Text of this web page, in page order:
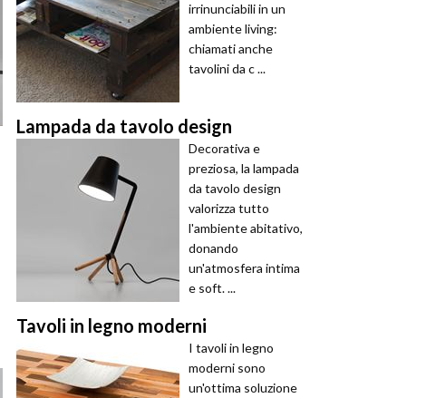
irrinunciabili in un
ambiente living:
chiamati anche
tavolini da c ...
Lampada da tavolo design
Decorativa e
preziosa, la lampada
da tavolo design
valorizza tutto
l'ambiente abitativo,
donando
un'atmosfera intima
e soft. ...
Tavoli in legno moderni
I tavoli in legno
moderni sono
un'ottima soluzione